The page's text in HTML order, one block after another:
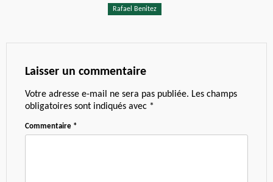
Rafael Benitez
Laisser un commentaire
Votre adresse e-mail ne sera pas publiée. Les champs
obligatoires sont indiqués avec *
Commentaire *